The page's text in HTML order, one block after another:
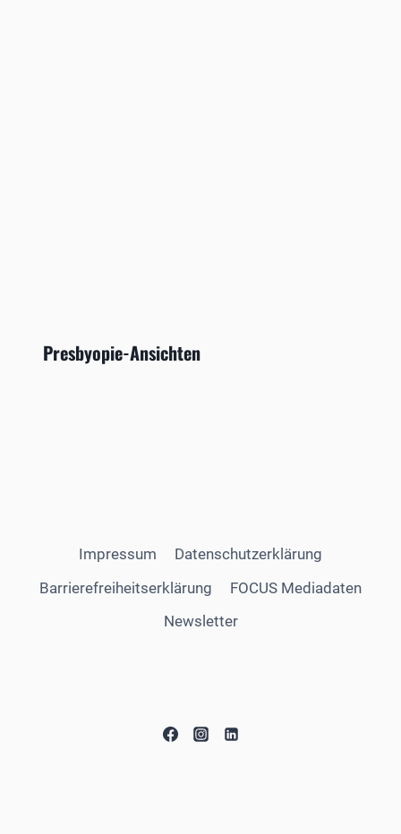
Presbyopie-Ansichten
Impressum
Datenschutzerklärung
Barrierefreiheitserklärung
FOCUS Mediadaten
Newsletter